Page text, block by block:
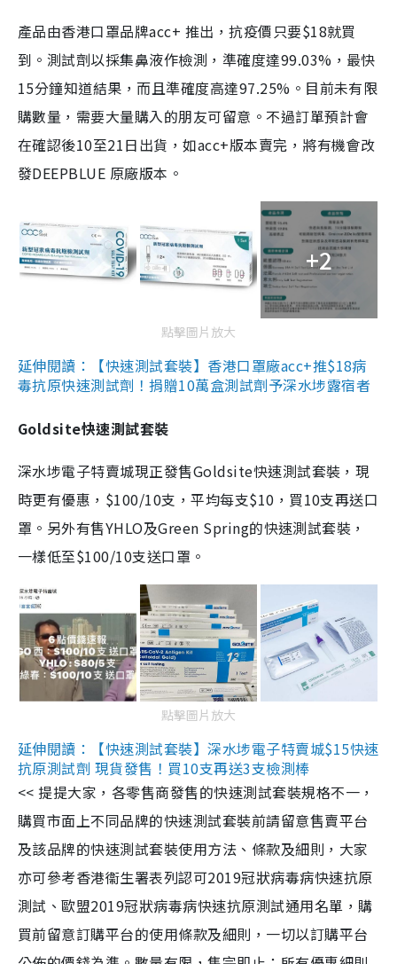
產品由香港口罩品牌acc+ 推出，抗疫價只要$18就買
到。測試劑以採集鼻液作檢測，準確度達99.03%，最快
15分鐘知道結果，而且準確度高達97.25%。目前未有限
購數量，需要大量購入的朋友可留意。不過訂單預計會
在確認後10至21日出貨，如acc+版本賣完，將有機會改
發DEEPBLUE 原廠版本。
+2
點擊圖片放大
延伸閱讀：【快速測試套裝】香港口罩廠acc+推$18病
毒抗原快速測試劑！捐贈10萬盒測試劑予深水埗露宿者
Goldsite快速測試套裝
深水埗電子特賣城現正發售Goldsite快速測試套裝，現
時更有優惠，$100/10支，平均每支$10，買10支再送口
罩。另外有售YHLO及Green Spring的快速測試套裝，
一樣低至$100/10支送口罩。
點擊圖片放大
延伸閱讀：【快速測試套裝】深水埗電子特賣城$15快速
抗原測試劑 現貨發售！買10支再送3支檢測棒
<< 提提大家，各零售商發售的快速測試套裝規格不一，
購買市面上不同品牌的快速測試套裝前請留意售賣平台
及該品牌的快速測試套裝使用方法、條款及細則，大家
亦可參考香港衞生署表列認可2019冠狀病毒病快速抗原
測試、歐盟2019冠狀病毒病快速抗原測試通用名單，購
買前留意訂購平台的使用條款及細則，一切以訂購平台